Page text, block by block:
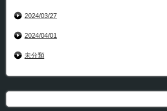
2024/03/27
2024/04/01
未分類